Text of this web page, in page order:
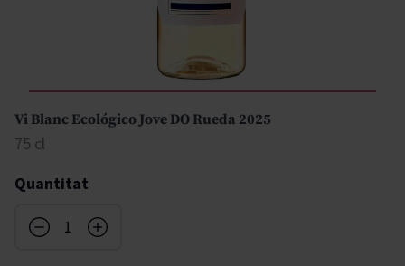
Vi Blanc Ecológico Jove DO Rueda 2025
75 cl
Quantitat